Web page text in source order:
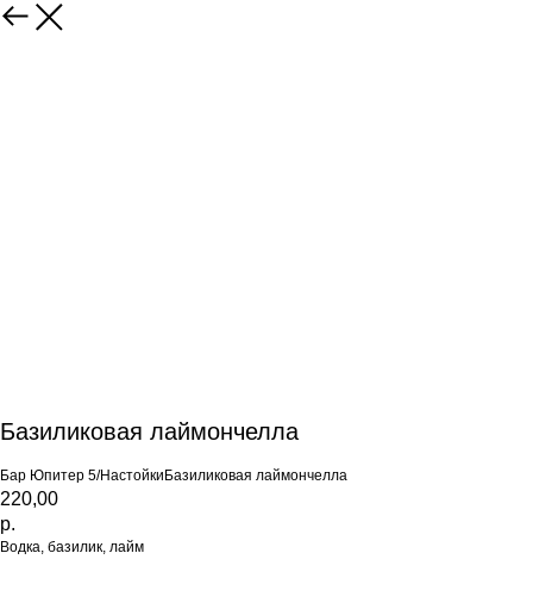
Базиликовая лаймончелла
Бар Юпитер 5/НастойкиБазиликовая лаймончелла
220,00
р.
Водка, базилик, лайм